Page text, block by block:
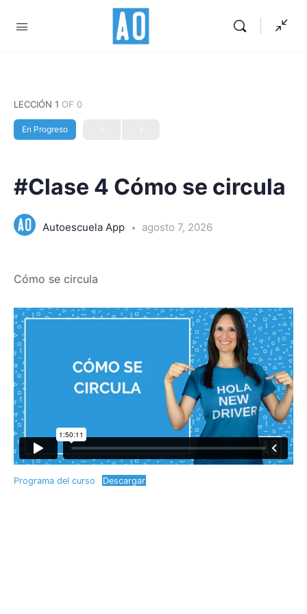
LECCIÓN 1 OF 0
En Progreso
#Clase 4 Cómo se circula
Autoescuela App agosto 7, 2026
Cómo se circula
Programa del curso Descargar